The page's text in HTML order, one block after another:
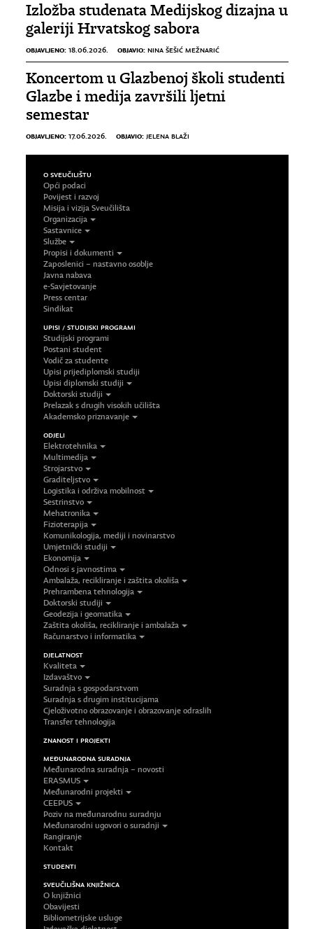
Izložba studenata Medijskog dizajna u
galeriji Hrvatskog sabora
OBJAVLJENO: 18.06.2026. OBJAVIO: NINA ŠEŠIĆ MEŽNARIĆ
Koncertom u Glazbenoj školi studenti
Glazbe i medija završili ljetni
semestar
OBJAVLJENO: 17.06.2026. OBJAVIO: JELENA BLAŽI
O SVEUČILIŠTU
Opći podaci
Povijest i razvoj
Misija i vizija Sveučilišta
Organizacija
Sastavnice
Službe
Propisi i dokumenti
Zaposlenici – nastavno osoblje
Javna nabava
e-Savjetovanje
Press centar
Sindikat
UPISI / STUDIJSKI PROGRAMI
Studijski programi
Postani student
Vodič za studente
Upisi prijediplomski studiji
Upisi diplomski studiji
Doktorski studiji
Prelazak s drugih visokih učilišta
Akademsko priznavanje
ODJELI
Elektrotehnika
Multimedija
Strojarstvo
Graditeljstvo
Logistika i održiva mobilnost
Sestrinstvo
Mehatronika
Fizioterapija
Komunikologija, mediji i novinarstvo
Umjetnički studiji
Ekonomija
Odnosi s javnostima
Ambalaža, recikliranje i zaštita okoliša
Prehrambena tehnologija
Doktorski studiji
Geodezija i geomatika
Zaštita okoliša, recikliranje i ambalaža
Računarstvo i informatika
DJELATNOST
Kvaliteta
Izdavaštvo
Suradnja s gospodarstvom
Suradnja s drugim institucijama
Cjeloživotno obrazovanje i obrazovanje odraslih
Transfer tehnologija
ZNANOST I PROJEKTI
MEĐUNARODNA SURADNJA
Međunarodna suradnja – novosti
ERASMUS
Međunarodni projekti
CEEPUS
Poziv na međunarodnu suradnju
Međunarodni ugovori o suradnji
Rangiranje
Kontakt
STUDENTI
SVEUČILIŠNA KNJIŽNICA
O knjižnici
Obavijesti
Bibliometrijske usluge